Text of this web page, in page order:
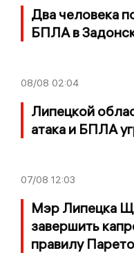
Два человека
БПЛА в
08/08 02:04
Липецкой
атака и БПЛА
07/08 12:03
Мэр Липецка
завершить
правилу Парето